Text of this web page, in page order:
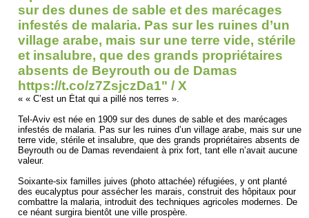
sur des dunes de sable et des marécages
infestés de malaria. Pas sur les ruines d’un
village arabe, mais sur une terre vide, stérile
et insalubre, que des grands propriétaires
absents de Beyrouth ou de Damas
https://t.co/z7ZsjczDa1" / X
« « C’est un État qui a pillé nos terres ».
Tel-Aviv est née en 1909 sur des dunes de sable et des marécages
infestés de malaria. Pas sur les ruines d’un village arabe, mais sur une
terre vide, stérile et insalubre, que des grands propriétaires absents de
Beyrouth ou de Damas revendaient à prix fort, tant elle n’avait aucune
valeur.
Soixante-six familles juives (photo attachée) réfugiées, y ont planté
des eucalyptus pour assécher les marais, construit des hôpitaux pour
combattre la malaria, introduit des techniques agricoles modernes. De
ce néant surgira bientôt une ville prospère.